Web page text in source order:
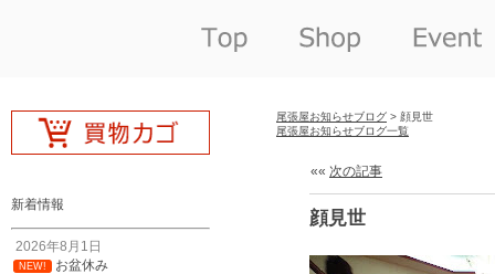
新着情報
2026年8月1日
NEW! お盆休み
尾張屋お知らせブログ > 顔見世
尾張屋お知らせブログ一覧
«« 次の記事
顔見世